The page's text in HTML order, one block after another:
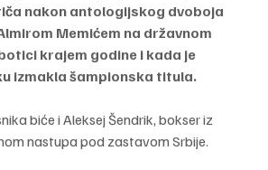
nakon antologijskog dvoboja
Memićem na državnom
krajem godine i kada je
izmakla šampionska titula.
biće i Aleksej Šendrik, bokser iz
nastupa pod zastavom Srbije.